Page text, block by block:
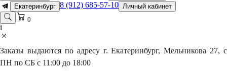
Екатеринбург 8 (912) 685-57-10 Личный кабинет
0
i
Заказы выдаются по адресу г. Екатеринбург, Мельникова 27, с
ПН по СБ с 11:00 до 18:00